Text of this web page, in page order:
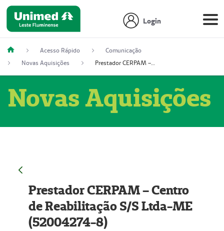
Login
Acesso Rápido
Comunicação
Novas Aquisições
Prestador CERPAM – Centro de Reabilitação S/S Ltda-ME (52004274-8)
Novas Aquisições
Prestador CERPAM – Centro
de Reabilitação S/S Ltda-ME
(52004274-8)